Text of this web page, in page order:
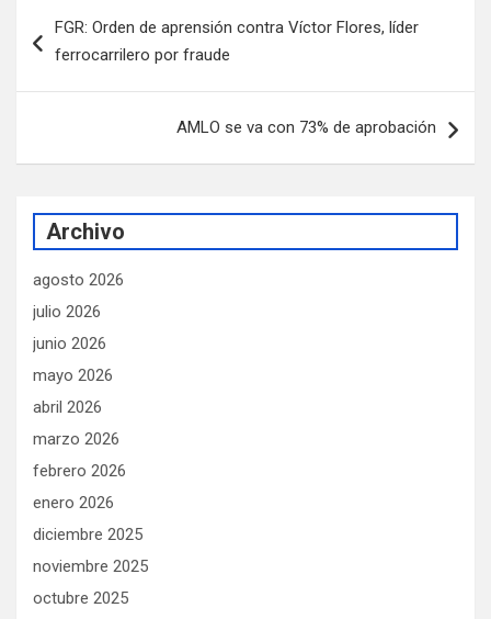
de
FGR: Orden de aprensión contra Víctor Flores, líder
ferrocarrilero por fraude
AMLO se va con 73% de aprobación
Archivo
agosto 2026
julio 2026
junio 2026
mayo 2026
abril 2026
marzo 2026
febrero 2026
enero 2026
diciembre 2025
noviembre 2025
octubre 2025